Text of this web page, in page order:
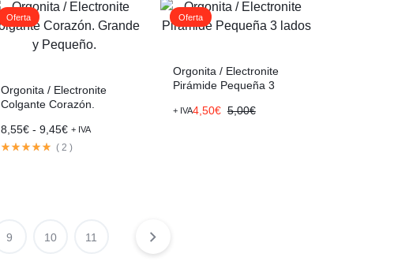
Oferta
Orgonita / Electronite
Colgante Corazón.
8,55€ - 9,45€ + IVA
( 2 )
Oferta
Orgonita / Electronite
Pirámide Pequeña 3
5,00€
4,50€
+ IVA
9 10 11